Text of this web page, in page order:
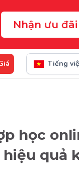
Nhận ưu đãi
Tiếng
học
quả